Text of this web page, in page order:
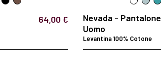
64,00 €
Nevada - Pantalone
Uomo
Levantina 100% Cotone